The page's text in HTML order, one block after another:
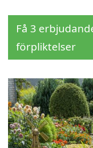
Få 3
förpliktelser